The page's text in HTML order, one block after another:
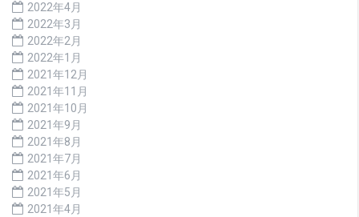
2022年4月
2022年3月
2022年2月
2022年1月
2021年12月
2021年11月
2021年10月
2021年9月
2021年8月
2021年7月
2021年6月
2021年5月
2021年4月